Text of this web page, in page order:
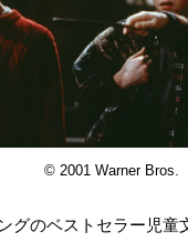
© 2001 Warner Bros.
グのベストセラー児童